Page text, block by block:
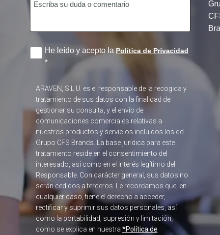
He leído y acepto laPolítica de Privacidad
*
ARAVEN, S.L.U. es el responsable de la recogida y
tratamiento de sus datos con la finalidad de
gestionar su consulta, y el envío de
comunicaciones comerciales relativas a
nuestros productos y servicios incluidos los del
Grupo CFS Brands. La base jurídica para este
tratamiento reside en el consentimiento del
interesado, así como en el interés legítimo del
Responsable. Con carácter general, sus datos no
serán cedidos a terceros. Le recordamos que, en
cualquier caso, tiene el derecho a acceder,
rectificar y suprimir sus datos personales, así
como la portabilidad, supresión y limitación,
como se explica en nuestra *Política de